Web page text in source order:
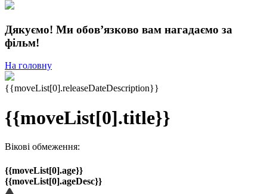
Дякуємо! Ми обовʼязково вам нагадаємо за
фільм!
На головну
{{moveList[0].releaseDateDescription}}
{{moveList[0].title}}
Вікові обмеження:
{{moveList[0].age}}
{{moveList[0].ageDesc}}